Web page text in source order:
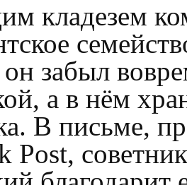
кладезем
забыл
а в нём
В письме,
Post,